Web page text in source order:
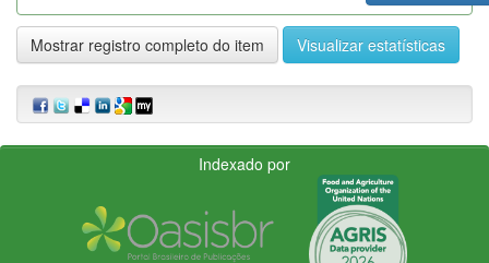
Mostrar registro completo do item Visualizar estatísticas
Indexado por